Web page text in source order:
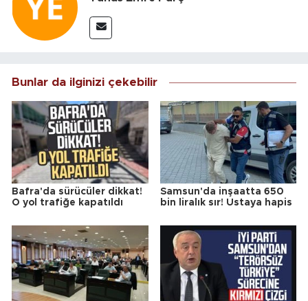
Bunlar da ilginizi çekebilir
Bafra'da sürücüler dikkat!
O yol trafiğe kapatıldı
Samsun'da inşaatta 650
bin liralık sır! Ustaya hapis